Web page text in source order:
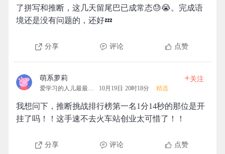
了拼写和推断，这几天留尾巴已成常态😓😭。完成语
境还是没有问题的，还好💤
分享 评论 点赞
萌系萝莉
爱学习的人儿最最可爱 10月19日 20时18分 精选
+关注
我想问下，推断挑战排行榜第一名1分14秒的那位是开
挂了吗！！这手速不去火车站创业太可惜了！！
分享 评论 点赞